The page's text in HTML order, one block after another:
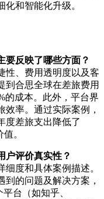
和智能化升级。
要反映了哪些方面？
性、费用透明度以及客
到合思全球在差旅费用
的成本。此外，平台界
率。通过实际案例，
度差旅支出降低了
。
户评价真实性？
度和具体案例描述。
的问题及解决方案，
台（如知乎、